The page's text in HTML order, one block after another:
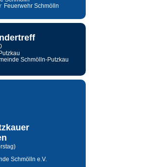
Feuerwehr Schmölln
Schmölln-Putzkau
Schmölln e.V.